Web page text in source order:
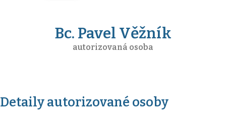
Bc. Pavel Věžník
autorizovaná osoba
Detaily autorizované osoby